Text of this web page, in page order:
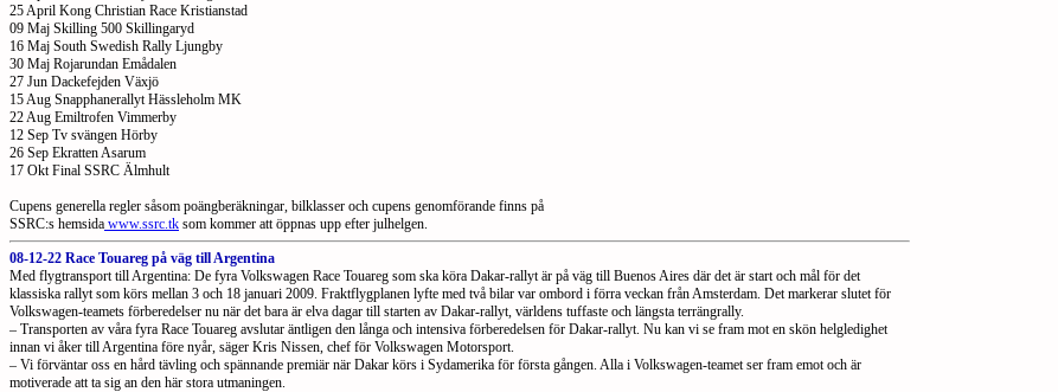
25 April Kong Christian Race Kristianstad
09 Maj Skilling 500 Skillingaryd
16 Maj South Swedish Rally Ljungby
30 Maj Rojarundan Emådalen
27 Jun Dackefejden Växjö
15 Aug Snapphanerallyt Hässleholm MK
22 Aug Emiltrofen Vimmerby
12 Sep Tv svängen Hörby
26 Sep Ekratten Asarum
17 Okt Final SSRC Älmhult
Cupens generella regler såsom poängberäkningar, bilklasser och cupens genomförande finns på
SSRC:s hemsida www.ssrc.tk som kommer att öppnas upp efter julhelgen.
08-12-22 Race Touareg på väg till Argentina
Med flygtransport till Argentina: De fyra Volkswagen Race Touareg som ska köra Dakar-rallyt är på väg till Buenos Aires där det är start och mål för det
klassiska rallyt som körs mellan 3 och 18 januari 2009. Fraktflygplanen lyfte med två bilar var ombord i förra veckan från Amsterdam. Det markerar slutet för
Volkswagen-teamets förberedelser nu när det bara är elva dagar till starten av Dakar-rallyt, världens tuffaste och längsta terrängrally.
– Transporten av våra fyra Race Touareg avslutar äntligen den långa och intensiva förberedelsen för Dakar-rallyt. Nu kan vi se fram mot en skön helgledighet
innan vi åker till Argentina före nyår, säger Kris Nissen, chef för Volkswagen Motorsport.
– Vi förväntar oss en hård tävling och spännande premiär när Dakar körs i Sydamerika för första gången. Alla i Volkswagen-teamet ser fram emot och är
motiverade att ta sig an den här stora utmaningen.